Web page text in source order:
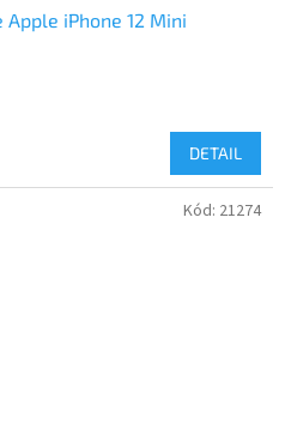
iPhone 12 Mini
DETAIL
Kód: 21274